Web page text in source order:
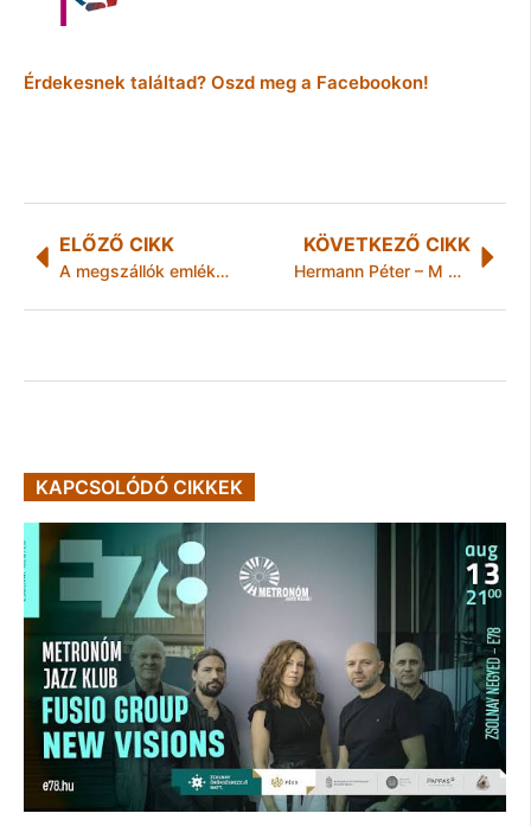
Érdekesnek találtad? Oszd meg a Facebookon!
ELŐZŐ CIKK
A megszállók emlékműve árnyékolja be a Batthyány-örökmécsest
KÖVETKEZŐ CIKK
Hermann Péter – M O R F O K
KAPCSOLÓDÓ CIKKEK